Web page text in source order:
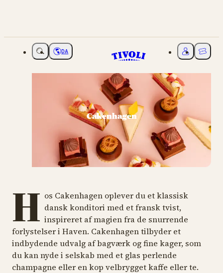
Vælg sprog
DA Mit Tivoli
Cakenhagen
H os Cakenhagen oplever du et klassisk
dansk konditori med et fransk tvist,
inspireret af magien fra de snurrende
forlystelser i Haven. Cakenhagen tilbyder et
indbydende udvalg af bagværk og fine kager, som
du kan nyde i selskab med et glas perlende
champagne eller en kop velbrygget kaffe eller te.